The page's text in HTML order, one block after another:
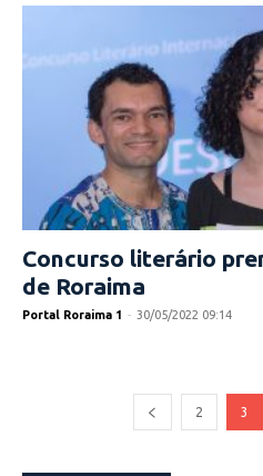
Concurso literário
de Roraima
Portal Roraima 1 - 30/05/2022 09:14
2 3